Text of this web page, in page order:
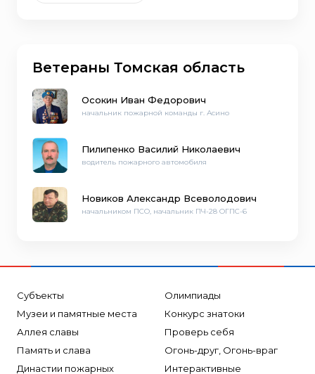
Ветераны Томская область
Осокин Иван Федорович
начальник пожарной команды г. Асино
Пилипенко Василий Николаевич
водитель пожарного автомобиля
Новиков Александр Всеволодович
начальником ПСО, начальник ПЧ-28 ОГПС-6
Субъекты
Музеи и памятные места
Аллея славы
Память и слава
Династии пожарных
Олимпиады
Конкурс знатоки
Проверь себя
Огонь-друг, Огонь-враг
Интерактивные